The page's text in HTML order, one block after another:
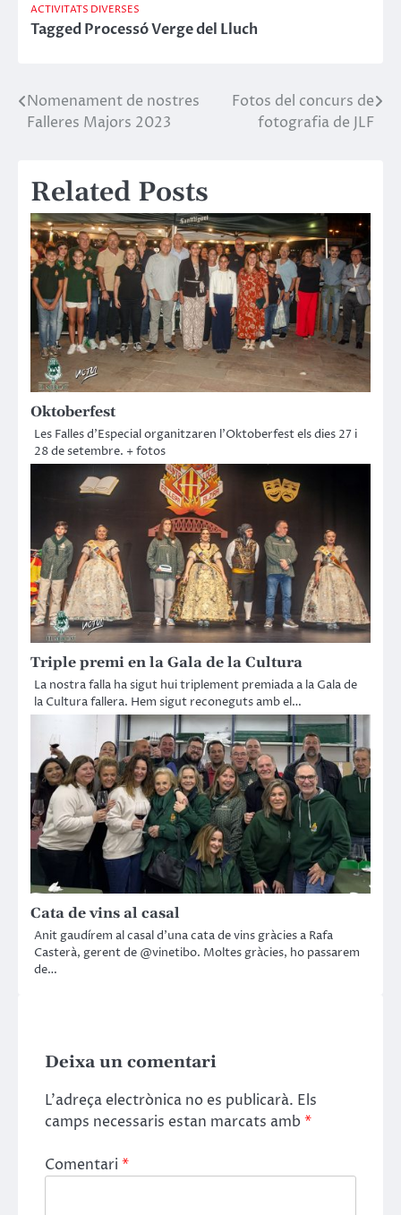
ACTIVITATS DIVERSES
TaggedProcessó Verge del Lluch
Navegació
d'entrades
Nomenament de nostres
Falleres Majors 2023
Fotos del concurs de
fotografia de JLF
Related Posts
Oktoberfest
Les Falles d’Especial organitzaren l’Oktoberfest els dies 27 i
28 de setembre. + fotos
Triple premi en la Gala de la Cultura
La nostra falla ha sigut hui triplement premiada a la Gala de
la Cultura fallera. Hem sigut reconeguts amb el…
Cata de vins al casal
Anit gaudírem al casal d’una cata de vins gràcies a Rafa
Casterà, gerent de @vinetibo. Moltes gràcies, ho passarem
de…
Deixa un comentari
L'adreça electrònica no es publicarà. Els
camps necessaris estan marcats amb *
Comentari *